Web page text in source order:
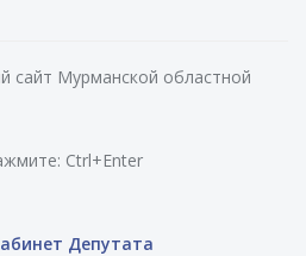
сайт Мурманской областной
Ctrl+Enter
Депутата